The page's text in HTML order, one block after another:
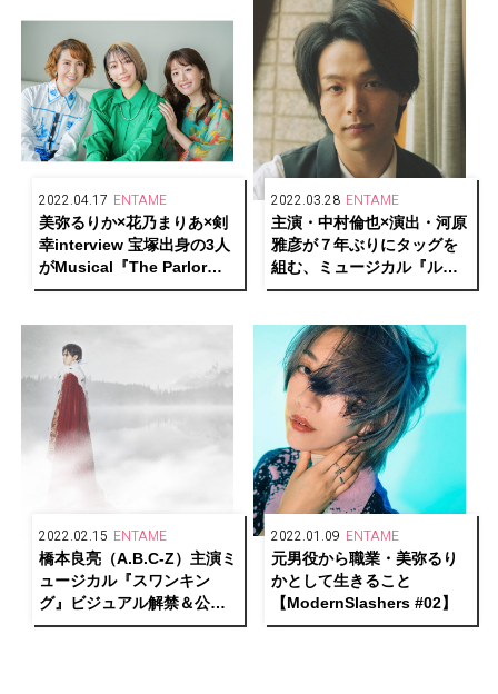
2022.04.17 ENTAME
美弥るりか×花乃まりあ×剣
幸interview 宝塚出身の3人
がMusical『The Parlor』
で描く“世代を超えた繋が
2022.03.28 ENTAME
主演・中村倫也×演出・河原
雅彦が７年ぶりにタッグを
組む、ミュージカル『ルー
ドヴィヒ ～Beethoven The
定！
2022.02.15 ENTAME
橋本良亮（A.B.C-Z）主演ミ
ュージカル『スワンキン
グ』ビジュアル解禁＆公演
詳細決定！
2022.01.09 ENTAME
元男役から職業・美弥るり
かとして生きること
【ModernSlashers #02】